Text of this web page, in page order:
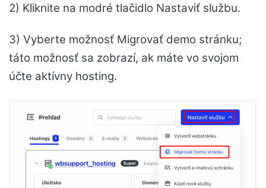
2) Kliknite na modré tlačidlo Nastaviť službu.
3) Vyberte možnosť Migrovať demo stránku;
táto možnosť sa zobrazí, ak máte vo svojom
účte aktívny hosting.